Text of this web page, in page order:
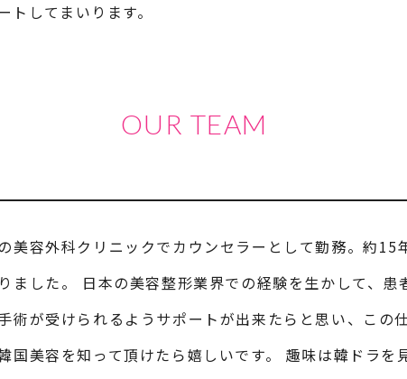
してまいります。
OUR TEAM
美容外科クリニックでカウンセラーとして勤務。約15
ました。 日本の美容整形業界での経験を生かして、患
術が受けられるようサポートが出来たらと思い、この
国美容を知って頂けたら嬉しいです。 趣味は韓ドラを